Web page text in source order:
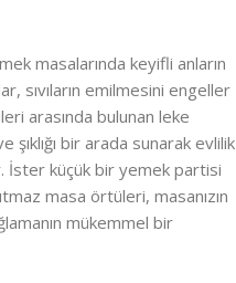
masalarında keyifli anların
sıvıların emilmesini engeller
arasında bulunan leke
bir arada sunarak evlilik
İster küçük bir yemek partisi
masa örtüleri, masanızın
mükemmel bir